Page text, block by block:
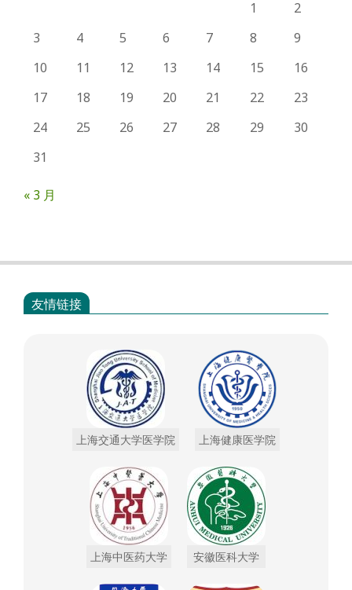
1
2
3
4 5 6 7 8
9
10
11 12 13 14 15
16
17
18 19 20 21 22
23
24
25 26 27 28 29
30
31
« 3 月
友情链接
上海交通大学医学院 上海健康医学院
上海中医药大学 安徽医科大学